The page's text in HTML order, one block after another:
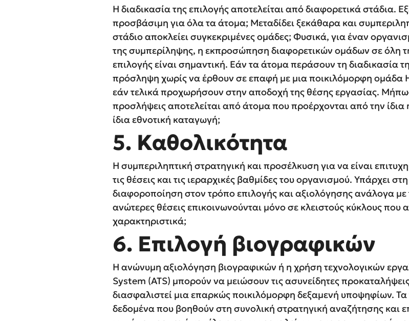
Η διαδικασία της επιλογής αποτελείται από διαφορετικά στάδια.
προσβάσιμη για όλα τα άτομα; Μεταδίδει ξεκάθαρα και
στάδιο αποκλείει συγκεκριμένες ομάδες; Φυσικά, για έναν
της συμπερίληψης, η εκπροσώπηση διαφορετικών ομάδων σε όλη
επιλογής είναι σημαντική. Εάν τα άτομα περάσουν τη διαδικασία
πρόσληψη χωρίς να έρθουν σε επαφή με μια ποικιλόμορφη ομάδα
εάν τελικά προχωρήσουν στην αποδοχή της θέσης εργασίας.
προσλήψεις αποτελείται από άτομα που προέρχονται από την ίδια
ίδια εθνοτική καταγωγή;
5. Καθολικότητα
Η συμπεριληπτική στρατηγική και προσέλκυση για να είναι
τις θέσεις και τις ιεραρχικές βαθμίδες του οργανισμού. Υπάρχει
διαφοροποίηση στον τρόπο επιλογής και αξιολόγησης ανάλογα
ανώτερες θέσεις επικοινωνούνται μόνο σε κλειστούς κύκλους που
χαρακτηριστικά;
6. Επιλογή βιογραφικών
Η ανώνυμη αξιολόγηση βιογραφικών ή η χρήση τεχνολογικών
System (ATS) μπορούν να μειώσουν τις ασυνείδητες
διασφαλιστεί μια επαρκώς ποικιλόμορφη δεξαμενή υποψηφίων.
δεδομένα που βοηθούν στη συνολική στρατηγική αναζήτησης και